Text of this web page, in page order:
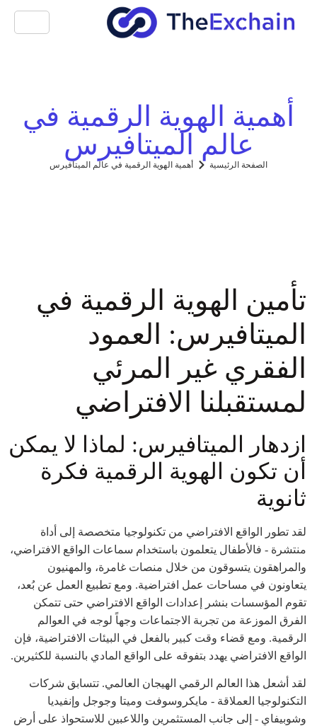
أهمية الهوية الرقمية في
عالم الميتافيرس
الصفحة الرئيسية أهمية الهوية الرقمية في عالم الميتافيرس
تأمين الهوية الرقمية في
الميتافيرس: العمود
الفقري غير المرئي
لمستقبلنا الافتراضي
ازدهار الميتافيرس: لماذا لا يمكن
أن تكون الهوية الرقمية فكرة
ثانوية
لقد تطور الواقع الافتراضي من تكنولوجيا متخصصة إلى أداة
منتشرة - فالأطفال يتعلمون باستخدام سماعات الواقع الافتراضي،
والمراهقون يتسوقون من خلال منصات غامرة، والمهنيون
يتعاونون في مساحات عمل افتراضية. ومع تطبيع العمل عن بُعد،
تقوم المؤسسات بنشر إعدادات الواقع الافتراضي حتى تتمكن
الفرق الموزعة من تجربة الاجتماعات وجهاً لوجه في العوالم
الرقمية. ومع قضاء وقت كبير بالفعل في البيئات الافتراضية، فإن
الواقع الافتراضي يهدد بتفوقه على الواقع المادي بالنسبة للكثيرين.
لقد أشعل هذا العالم الرقمي الهيجان العالمي. تتسابق شركات
التكنولوجيا العملاقة - مايكروسوفت وميتا وجوجل وإنفيديا
وشوبيفاي - إلى جانب المستثمرين واللاعبين للاستحواذ على أرض